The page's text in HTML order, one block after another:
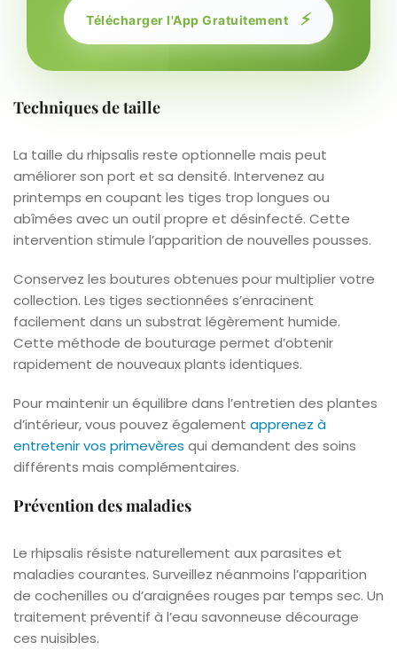
Télécharger l'App Gratuitement ⚡
Techniques de taille
La taille du rhipsalis reste optionnelle mais peut
améliorer son port et sa densité. Intervenez au
printemps en coupant les tiges trop longues ou
abîmées avec un outil propre et désinfecté. Cette
intervention stimule l’apparition de nouvelles pousses.
Conservez les boutures obtenues pour multiplier votre
collection. Les tiges sectionnées s’enracinent
facilement dans un substrat légèrement humide.
Cette méthode de bouturage permet d’obtenir
rapidement de nouveaux plants identiques.
Pour maintenir un équilibre dans l’entretien des plantes
d’intérieur, vous pouvez également apprenez à
entretenir vos primevères qui demandent des soins
différents mais complémentaires.
Prévention des maladies
Le rhipsalis résiste naturellement aux parasites et
maladies courantes. Surveillez néanmoins l’apparition
de cochenilles ou d’araignées rouges par temps sec. Un
traitement préventif à l’eau savonneuse décourage
ces nuisibles.